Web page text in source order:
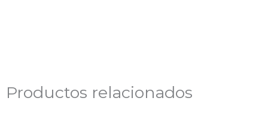
Productos relacionados